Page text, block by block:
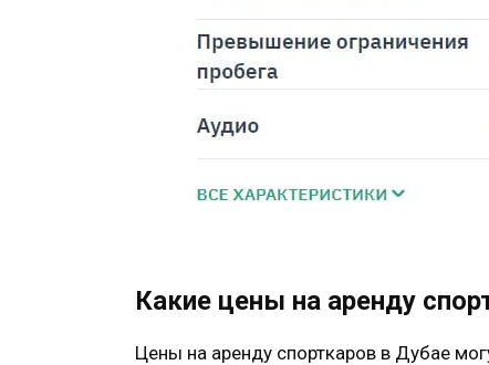
Какие цены на аренду
Цены на аренду спорткаров в Дубае